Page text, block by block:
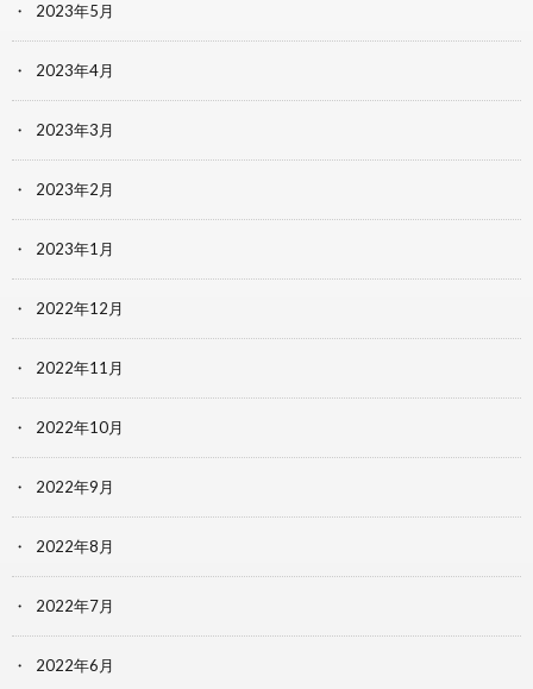
2023年5月
2023年4月
2023年3月
2023年2月
2023年1月
2022年12月
2022年11月
2022年10月
2022年9月
2022年8月
2022年7月
2022年6月